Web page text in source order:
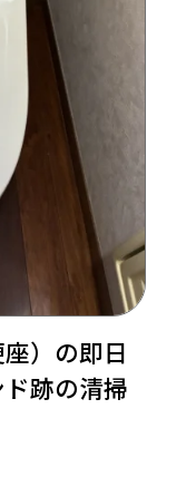
）の即日
跡の清掃